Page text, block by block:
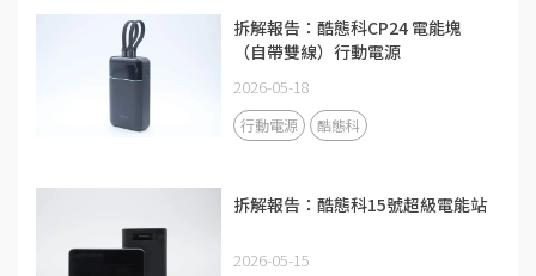
拆解報告：酷態科CP24 電能塊
（自帶雙線）行動電源
2026-05-18
行動電源 酷態科
拆解報告：酷態科15號超級電能站
2026-05-15